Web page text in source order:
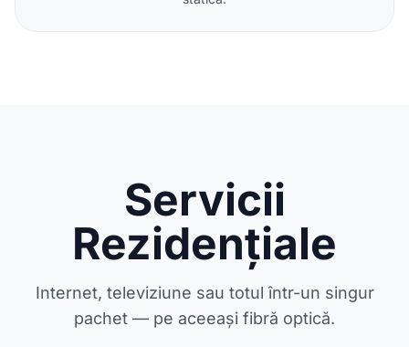
Servicii
Rezidențiale
Internet, televiziune sau totul într-un singur
pachet — pe aceeași fibră optică.